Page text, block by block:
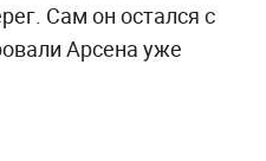
Сам он остался с
Арсена уже